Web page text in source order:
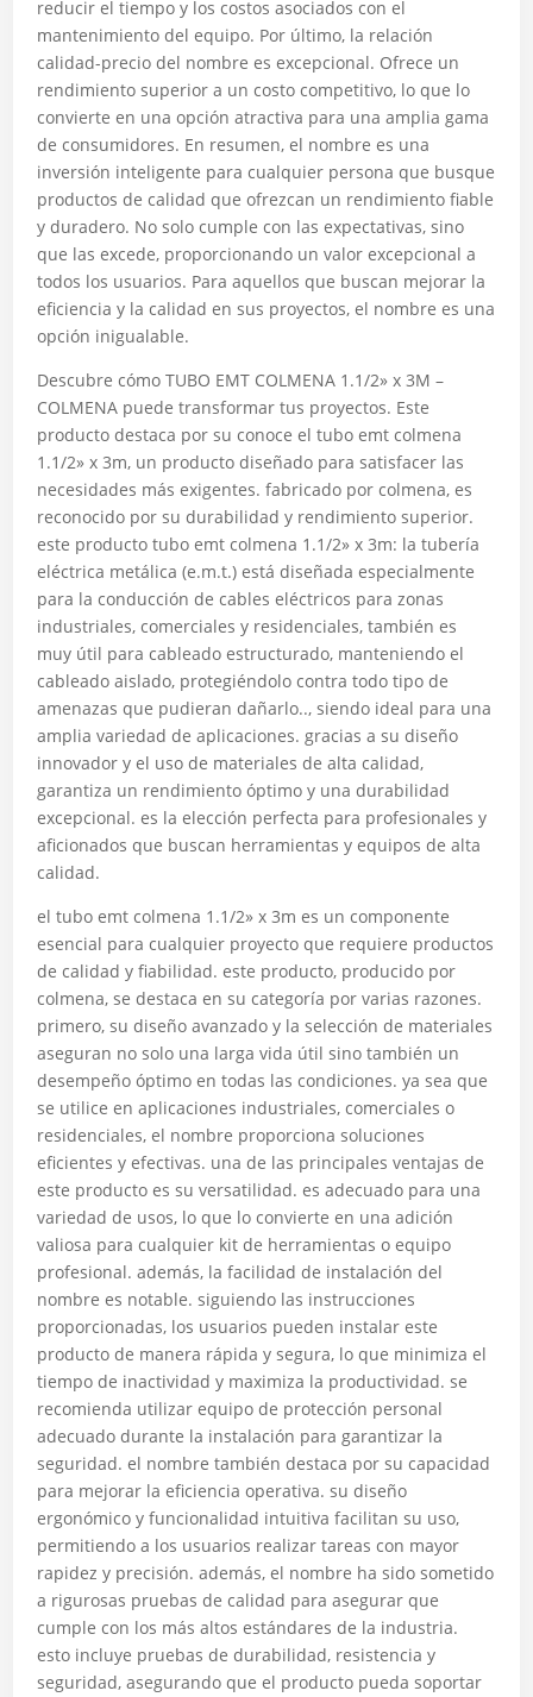
reducir el tiempo y los costos asociados con el
mantenimiento del equipo. Por último, la relación
calidad-precio del nombre es excepcional. Ofrece un
rendimiento superior a un costo competitivo, lo que lo
convierte en una opción atractiva para una amplia gama
de consumidores. En resumen, el nombre es una
inversión inteligente para cualquier persona que busque
productos de calidad que ofrezcan un rendimiento fiable
y duradero. No solo cumple con las expectativas, sino
que las excede, proporcionando un valor excepcional a
todos los usuarios. Para aquellos que buscan mejorar la
eficiencia y la calidad en sus proyectos, el nombre es una
opción inigualable.
Descubre cómo TUBO EMT COLMENA 1.1/2» x 3M –
COLMENA puede transformar tus proyectos. Este
producto destaca por su conoce el tubo emt colmena
1.1/2» x 3m, un producto diseñado para satisfacer las
necesidades más exigentes. fabricado por colmena, es
reconocido por su durabilidad y rendimiento superior.
este producto tubo emt colmena 1.1/2» x 3m: la tubería
eléctrica metálica (e.m.t.) está diseñada especialmente
para la conducción de cables eléctricos para zonas
industriales, comerciales y residenciales, también es
muy útil para cableado estructurado, manteniendo el
cableado aislado, protegiéndolo contra todo tipo de
amenazas que pudieran dañarlo.., siendo ideal para una
amplia variedad de aplicaciones. gracias a su diseño
innovador y el uso de materiales de alta calidad,
garantiza un rendimiento óptimo y una durabilidad
excepcional. es la elección perfecta para profesionales y
aficionados que buscan herramientas y equipos de alta
calidad.
el tubo emt colmena 1.1/2» x 3m es un componente
esencial para cualquier proyecto que requiere productos
de calidad y fiabilidad. este producto, producido por
colmena, se destaca en su categoría por varias razones.
primero, su diseño avanzado y la selección de materiales
aseguran no solo una larga vida útil sino también un
desempeño óptimo en todas las condiciones. ya sea que
se utilice en aplicaciones industriales, comerciales o
residenciales, el nombre proporciona soluciones
eficientes y efectivas. una de las principales ventajas de
este producto es su versatilidad. es adecuado para una
variedad de usos, lo que lo convierte en una adición
valiosa para cualquier kit de herramientas o equipo
profesional. además, la facilidad de instalación del
nombre es notable. siguiendo las instrucciones
proporcionadas, los usuarios pueden instalar este
producto de manera rápida y segura, lo que minimiza el
tiempo de inactividad y maximiza la productividad. se
recomienda utilizar equipo de protección personal
adecuado durante la instalación para garantizar la
seguridad. el nombre también destaca por su capacidad
para mejorar la eficiencia operativa. su diseño
ergonómico y funcionalidad intuitiva facilitan su uso,
permitiendo a los usuarios realizar tareas con mayor
rapidez y precisión. además, el nombre ha sido sometido
a rigurosas pruebas de calidad para asegurar que
cumple con los más altos estándares de la industria.
esto incluye pruebas de durabilidad, resistencia y
seguridad, asegurando que el producto pueda soportar